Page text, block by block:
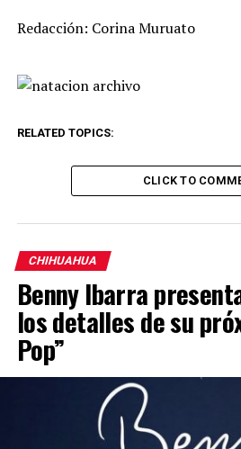
Redacción: Corina Muruato
RELATED TOPICS:
CLICK TO
CHIHUAHUA
Benny Ibarra
los detalles de su
Pop”